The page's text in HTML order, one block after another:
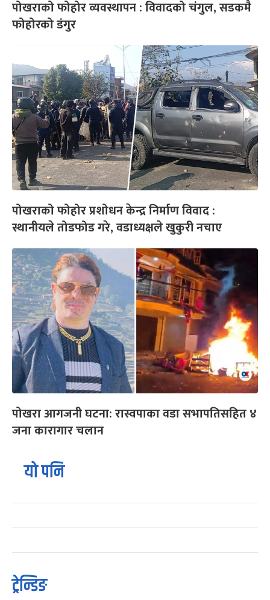
पोखराको फोहोर व्यवस्थापन : विवादको चंगुल, सडकमै
फोहोरको डंगुर
पोखराको फोहोर प्रशोधन केन्द्र निर्माण विवाद :
स्थानीयले तोडफोड गरे, वडाध्यक्षले खुकुरी नचाए
पोखरा आगजनी घटना: रास्वपाका वडा सभापतिसहित ४
जना कारागार चलान
यो पनि
ट्रेन्डिङ